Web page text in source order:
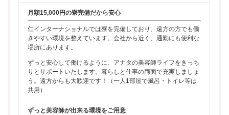
月額15,000円の寮完備だから安心
仁インターナショナルでは寮を完備しており、遠方の方でも働
きやすい環境を整えています。会社から近く、通勤にも便利な
場所にあります。
ずっと安心して働けるように、アナタの美容師ライフをきっち
りとサポートいたします。暮らしと仕事の両面で充実しましょ
う。遠方からも大歓迎です！（一人1部屋で風呂・トイレ等は
共用）
ずっと美容師が出来る環境をご用意